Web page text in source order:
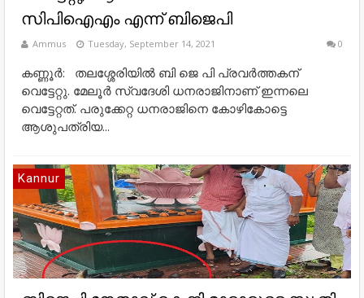
സിപിഐഎം എന്ന് ബിജെപി
Ammus Tuesday, September 14, 2021 0
കണ്ണൂർ: തലശ്ശേരിയിൽ ബി ജെ പി പ്രവർത്തകന്
വെട്ടേറ്റു. മേലൂർ സ്വദേശി ധനരാജിനാണ് ഇന്നലെ
വെട്ടേറ്റത്. പരുക്കേറ്റ ധനരാജിനെ കോഴികോട്ടെ
ആശുപത്രിയ...
Kannur